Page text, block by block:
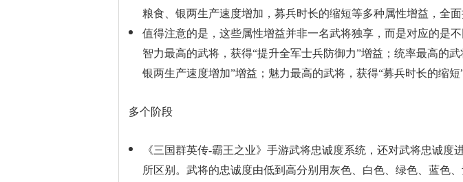
粮食、银两生产速度增加，募兵时长的缩短等多种属性增益，全
值得注意的是，这些属性增益并非一名武将独享，而是对应的是
智力最高的武将，获得“提升全军士兵防御力”增益；统率最高的
银两生产速度增加”增益；魅力最高的武将，获得“募兵时长的缩短”
多个阶段
《三国群英传-霸王之业》手游武将忠诚度系统，还对武将忠诚
所区别。武将的忠诚度由低到高分别用灰色、白色、绿色、蓝色